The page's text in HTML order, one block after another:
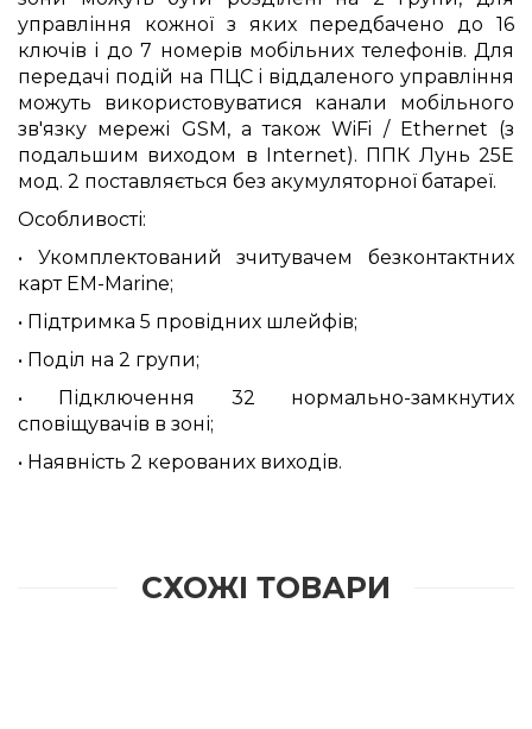
управління кожної з яких передбачено до 16
ключів і до 7 номерів мобільних телефонів. Для
передачі подій на ПЦС і віддаленого управління
можуть використовуватися канали мобільного
зв'язку мережі GSM, а також WiFi / Ethernet (з
подальшим виходом в Internet). ППК Лунь 25Е
мод. 2 поставляється без акумуляторної батареї.
Особливості:
• Укомплектований зчитувачем безконтактних
карт EM-Marine;
• Підтримка 5 провідних шлейфів;
• Поділ на 2 групи;
• Підключення 32 нормально-замкнутих
сповіщувачів в зоні;
• Наявність 2 керованих виходів.
СХОЖІ ТОВАРИ